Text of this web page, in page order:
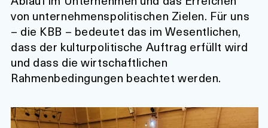
von unternehmenspolitischen Zielen. Für uns
– die KBB – bedeutet das im Wesentlichen,
dass der kulturpolitische Auftrag erfüllt wird
und dass die wirtschaftlichen
Rahmenbedingungen beachtet werden.